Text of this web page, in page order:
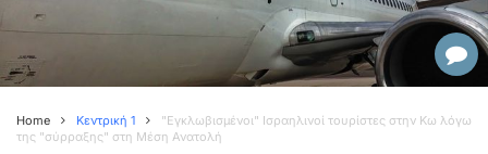
Home Κεντρική 1
"Εγκλωβισμένοι" Ισραηλινοί τουρίστες στην Κω λόγω
της "σύρραξης" στη Μέση Ανατολή